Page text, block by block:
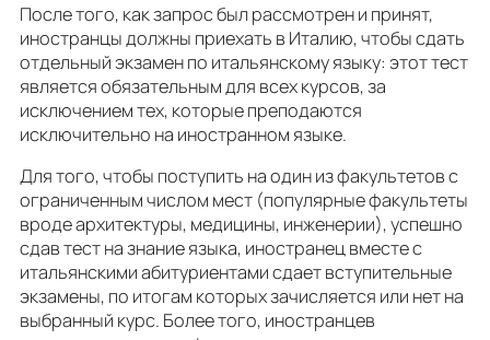
После того, как запрос был рассмотрен и принят,
иностранцы должны приехать в Италию, чтобы сдать
отдельный экзамен по итальянскому языку: этот тест
является обязательным для всех курсов, за
исключением тех, которые преподаются
исключительно на иностранном языке.
Для того, чтобы поступить на один из факультетов с
ограниченным числом мест (популярные факультеты
вроде архитектуры, медицины, инженерии), успешно
сдав тест на знание языка, иностранец вместе с
итальянскими абитуриентами сдает вступительные
экзамены, по итогам которых зачисляется или нет на
выбранный курс. Более того, иностранцев